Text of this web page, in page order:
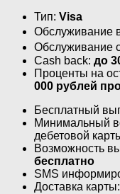
Тип: Visa
Обслуживание
Обслуживание
Cash back: до
Проценты на
000 рублей
Бесплатный
Минимальный
дебетовой
Возможность
бесплатно
SMS
Доставка карты: